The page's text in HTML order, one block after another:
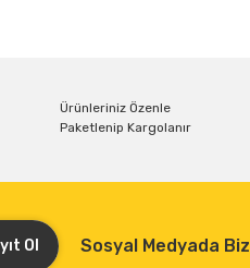
Ürünleriniz Özenle
Paketlenip Kargolanır
Ol Sosyal Medyada Biz